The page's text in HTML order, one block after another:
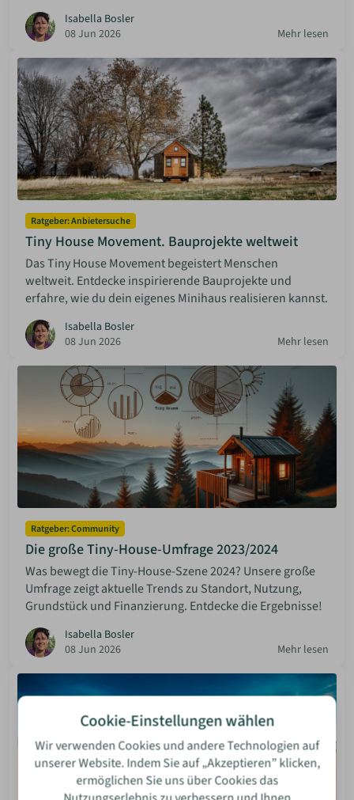
Isabella Bosler
08 Jun 2026
Mehr lesen
Ratgeber: Anbietersuche
Tiny House Movement. Bauprojekte weltweit
Das Tiny House Movement begeistert Menschen
weltweit. Entdecke inspirierende Bauprojekte und
erfahre, wie du dein eigenes Minihaus realisieren kannst.
Isabella Bosler
08 Jun 2026
Mehr lesen
Ratgeber: Community
Die große Tiny-House-Umfrage 2023/2024
Was bewegt die Tiny-House-Szene 2024? Unsere große
Umfrage zeigt aktuelle Trends zu Standort, Nutzung,
Grundstück und Finanzierung. Entdecke die Ergebnisse!
Isabella Bosler
08 Jun 2026
Mehr lesen
Cookie-Einstellungen wählen
Wir verwenden Cookies und andere Technologien auf
unserer Website. Indem Sie auf „Akzeptieren” klicken,
ermöglichen Sie uns über Cookies das